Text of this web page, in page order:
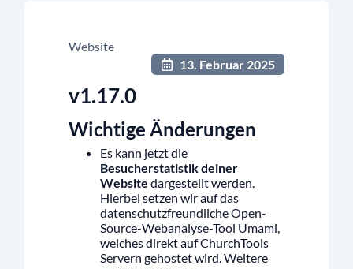
Website
13. Februar 2025
v1.17.0
Wichtige Änderungen
Es kann jetzt die
Besucherstatistik deiner
Website dargestellt werden.
Hierbei setzen wir auf das
datenschutzfreundliche Open-
Source-Webanalyse-Tool Umami,
welches direkt auf ChurchTools
Servern gehostet wird. Weitere